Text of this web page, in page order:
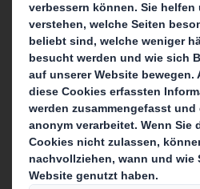
Über
Zusammenschluss
Unser
Karriere